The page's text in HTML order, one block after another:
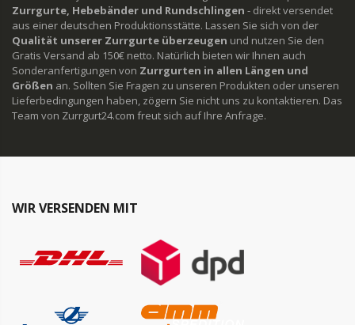
Zurrgurte, Hebebänder und Rundschlingen - direkt versendet
aus einer deutschen Produktionsstätte. Lassen Sie sich von der
Qualität unserer Zurrgurte überzeugen und nutzen Sie den
Gratis Versand ab 150€ netto. Natürlich bieten wir Ihnen auch
Sonderanfertigungen von Zurrgurten in allen Längen und
Größen an. Sollten Sie Fragen zu unseren Produkten oder unseren
Lieferbedingungen haben, zögern Sie nicht uns zu kontaktieren. Das
Team von Zurrgurt24.com freut sich auf Ihre Anfrage.
WIR VERSENDEN MIT